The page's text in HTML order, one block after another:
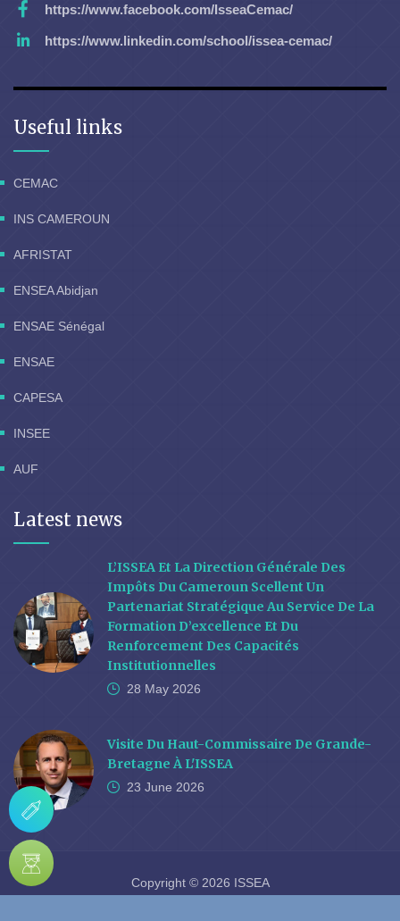
https://www.facebook.com/IsseaCemac/
https://www.linkedin.com/school/issea-cemac/
Useful links
CEMAC
INS CAMEROUN
AFRISTAT
ENSEA Abidjan
ENSAE Sénégal
ENSAE
CAPESA
INSEE
AUF
Latest news
L’ISSEA Et La Direction Générale Des
Impôts Du Cameroun Scellent Un
Partenariat Stratégique Au Service De La
Formation D’excellence Et Du
Renforcement Des Capacités
Institutionnelles
28 May 2026
Visite Du Haut-Commissaire De Grande-
Bretagne À L'ISSEA
23 June 2026
Copyright © 2026 ISSEA